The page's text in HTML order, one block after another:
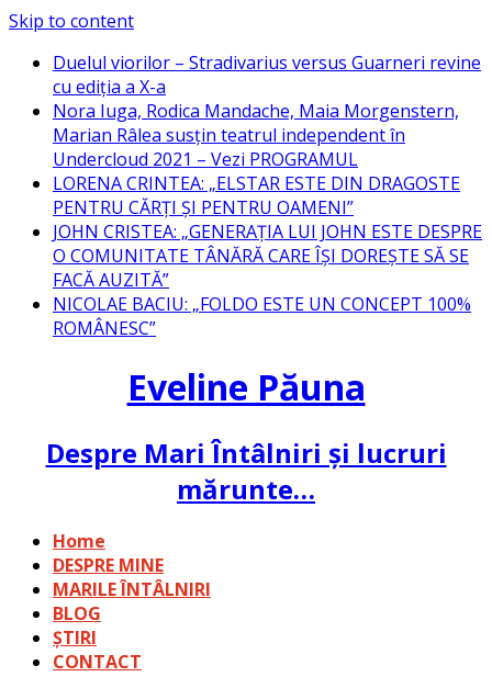
Skip to content
Duelul viorilor – Stradivarius versus Guarneri revine
cu ediția a X-a
Nora Iuga, Rodica Mandache, Maia Morgenstern,
Marian Râlea susțin teatrul independent în
Undercloud 2021 – Vezi PROGRAMUL
LORENA CRINTEA: „ELSTAR ESTE DIN DRAGOSTE
PENTRU CĂRȚI ȘI PENTRU OAMENI”
JOHN CRISTEA: „GENERAȚIA LUI JOHN ESTE DESPRE
O COMUNITATE TÂNĂRĂ CARE ÎȘI DOREȘTE SĂ SE
FACĂ AUZITĂ”
NICOLAE BACIU: „FOLDO ESTE UN CONCEPT 100%
ROMÂNESC”
Eveline Păuna
Despre Mari Întâlniri și lucruri
mărunte…
Home
DESPRE MINE
MARILE ÎNTÂLNIRI
BLOG
ȘTIRI
CONTACT